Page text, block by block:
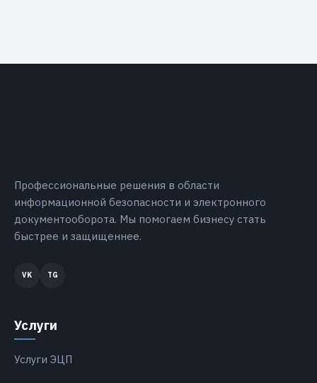
Профессиональные решения в области
информационной безопасности и электронного
документооборота. Мы помогаем бизнесу стать
быстрее и защищеннее.
Услуги
Услуги ЭЦП